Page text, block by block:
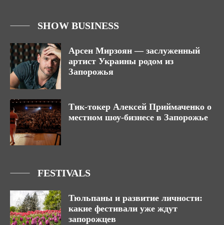
SHOW BUSINESS
Арсен Мирзоян — заслуженный
артист Украины родом из
Запорожья
Тик-токер Алексей Приймаченко о
местном шоу-бизнесе в Запорожье
FESTIVALS
Тюльпаны и развитие личности:
какие фестивали уже ждут
запорожцев